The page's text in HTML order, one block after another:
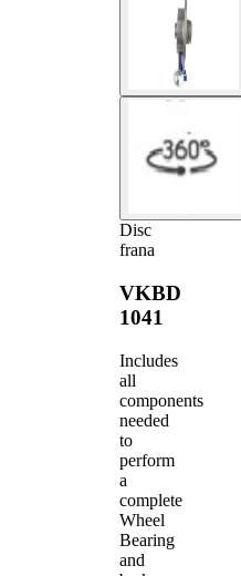
Disc
frana
VKBD
1041
Includes
all
components
needed
to
perform
a
complete
Wheel
Bearing
and